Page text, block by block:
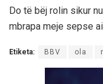
Do të bëj rolin sikur
mbrapa meje sepse
Etiketa: BBV ola